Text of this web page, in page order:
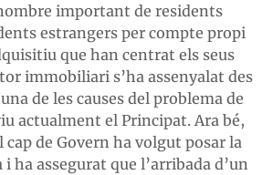
important de residents
estrangers per compte propi
que han centrat els seus
immobiliari s’ha assenyalat des
de les causes del problema de
actualment el Principat. Ara bé,
de Govern ha volgut posar la
ha assegurat que l’arribada d’un